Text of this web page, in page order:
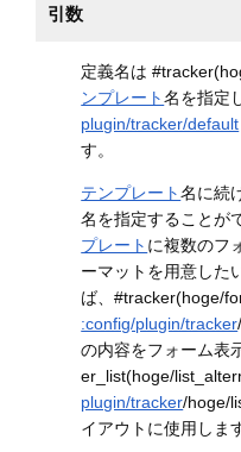
引数
定義名は
ンプレート名を指定
plugin/tracker/default
す。
テンプレート名に続
名を指定することが
プレート に複数のフ
ーマットを用意した
ば、#tracker(hoge/
:config/plugin/tracker
の内容をフォーム表
er_list(hoge/
plugin/tracker/hoge/
イアウトに使用しま